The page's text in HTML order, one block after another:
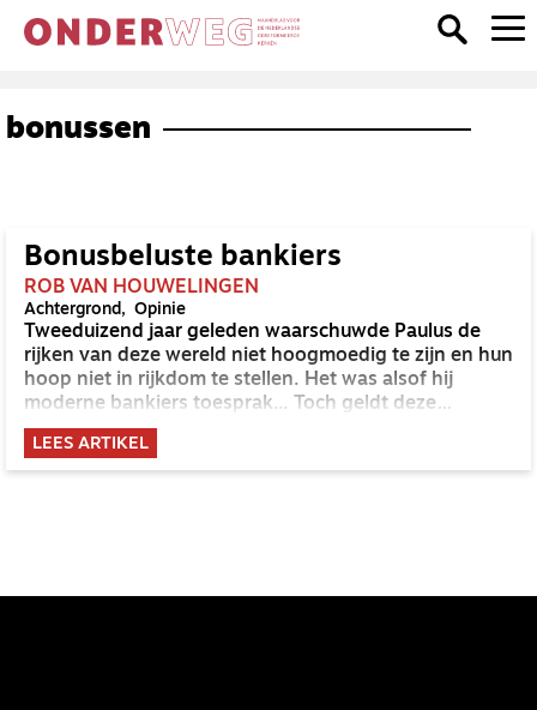
bonussen
Bonusbeluste bankiers
ROB VAN HOUWELINGEN
Achtergrond Opinie
Tweeduizend jaar geleden waarschuwde Paulus de
rijken van deze wereld niet hoogmoedig te zijn en hun
hoop niet in rijkdom te stellen. Het was alsof hij
moderne bankiers toesprak... Toch geldt deze
boodschap niet alleen voor bankiers.
LEES ARTIKEL